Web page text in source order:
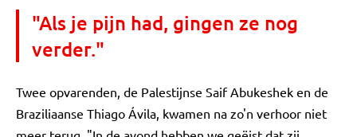
"Als je pijn had, gingen ze nog
verder."
Twee opvarenden, de Palestijnse Saif Abukeshek en de
Braziliaanse Thiago Ávila, kwamen na zo'n verhoor niet